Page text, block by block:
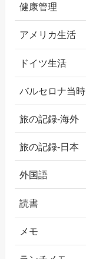
健康管理
アメリカ生活
ドイツ生活
バルセロナ当時
旅の記録-海外
旅の記録-日本
外国語
読書
メモ